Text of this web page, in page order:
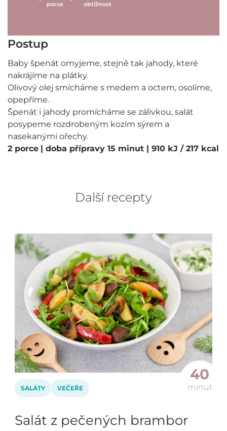
porce obtížnost
Postup
Baby špenát omyjeme, stejně tak jahody, které
nakrájíme na plátky.
Olivový olej smícháme s medem a octem, osolíme,
opepříme.
Špenát i jahody promícháme se zálivkou, salát
posypeme rozdrobeným kozím sýrem a
nasekanými ořechy.
2 porce | doba přípravy 15 minut | 910 kJ / 217 kcal
Další recepty
40
minut
SALÁTY VEČEŘE
Salát z pečených brambor